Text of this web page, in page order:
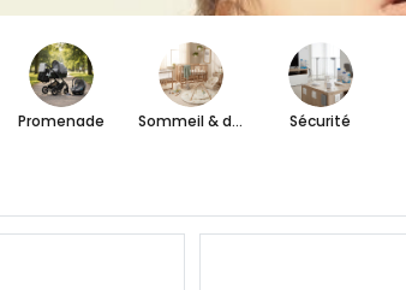
Promenade Sommeil & détente Sécurité